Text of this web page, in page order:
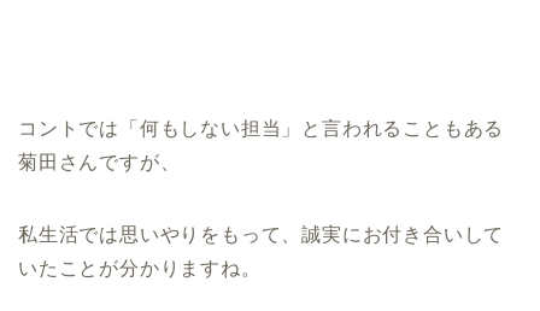
コントでは「何もしない担当」と言われることもある
菊田さんですが、
私生活では思いやりをもって、誠実にお付き合いして
いたことが分かりますね。